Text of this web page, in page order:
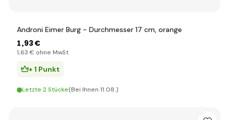
Androni Eimer Burg - Durchmesser 17 cm, orange
1,93 €
1,63 € ohne MwSt
+ 1 Punkt
Letzte 2 Stücke(Bei Ihnen 11.08.)